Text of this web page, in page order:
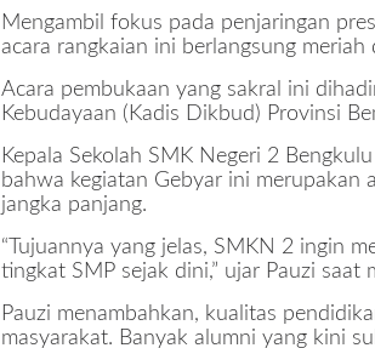
u
T
n
g
a
2
6
e
r
Mengambil fokus pada penjaringan
acara rangkaian ini berlangsung
Acara pembukaan yang sakral ini
Kebudayaan (Kadis Dikbud) Provinsi
Kepala Sekolah SMK Negeri 2 Bengkulu
bahwa kegiatan Gebyar ini merupakan
jangka panjang.
“Tujuannya yang jelas, SMKN 2 ingin
tingkat SMP sejak dini,” ujar Pauzi
Pauzi menambahkan, kualitas
masyarakat. Banyak alumni yang kini